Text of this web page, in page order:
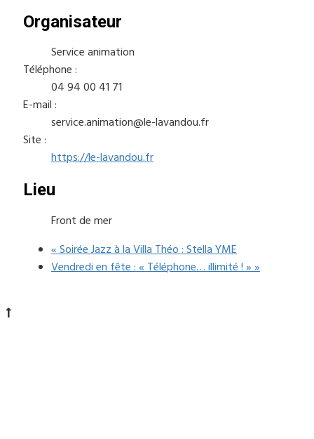
Organisateur
Service animation
Téléphone :
04 94 00 41 71
E-mail :
service.animation@le-lavandou.fr
Site :
https://le-lavandou.fr
Lieu
Front de mer
«Soirée Jazz à la Villa Théo : Stella YME
Vendredi en fête : « Téléphone… illimité ! »»